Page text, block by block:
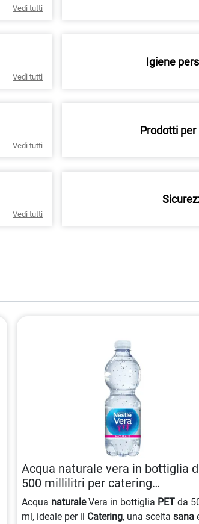
Vedi tutti
Vedi tutti
Igiene
Vedi tutti
Prodotti per
Vedi tutti
Acqua naturale vera in bottiglia
500 millilitri per catering
8005200005079
Acqua naturaleVera in bottiglia PET da
ml, ideale per il Catering, una sceltasana